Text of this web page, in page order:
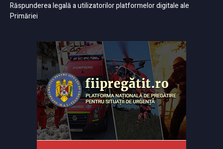
Răspunderea legală a utilizatorilor platformelor digitale ale
Primăriei